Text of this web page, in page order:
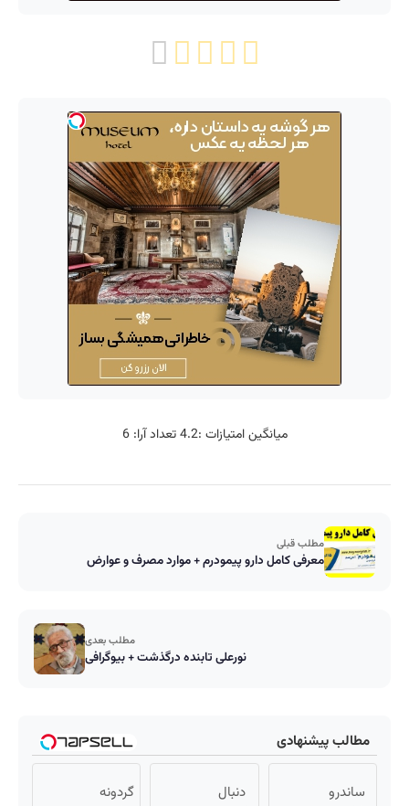
میانگین امتیازات :4.2تعداد آرا:6
مطلب قبلی
معرفی کامل دارو پیمودرم + موارد مصرف و عوارض
مطلب بعدی
نورعلی تابنده درگذشت + بیوگرافی
مطالب پیشنهادی
ساندرو
دنبال
گردونه